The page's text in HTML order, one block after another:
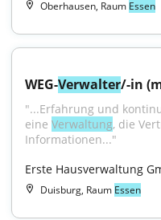
Oberhausen, Raum Essen
WEG-Verwalter/-in
"...Erfahrung und
eine Verwaltung, die
Informationen..."
Erste Hausverwaltung
Duisburg, Raum Essen